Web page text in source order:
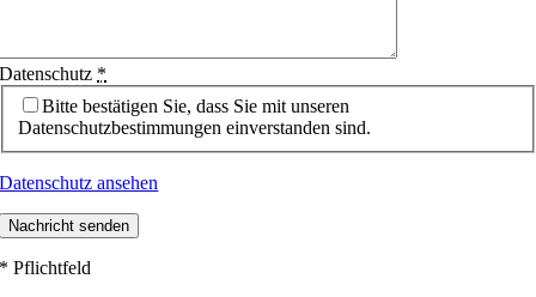
Datenschutz *
Bitte bestätigen Sie, dass Sie mit unseren
Datenschutzbestimmungen einverstanden sind.
Datenschutz ansehen
Nachricht senden
* Pflichtfeld